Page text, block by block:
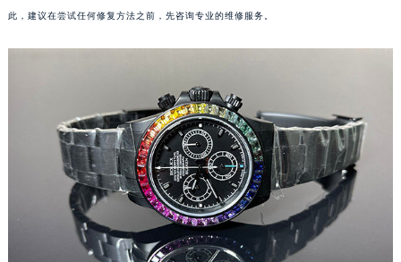
此，建议在尝试任何修复方法之前，先咨询专业的维修服务。